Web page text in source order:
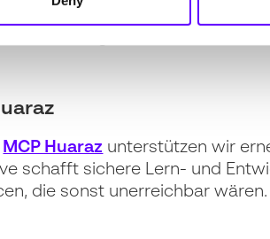
unterstützen Familien
und Geborgenheit.
MCP Huaraz unterstützen wir
schafft sichere Lern- und
die sonst unerreichbar wären.